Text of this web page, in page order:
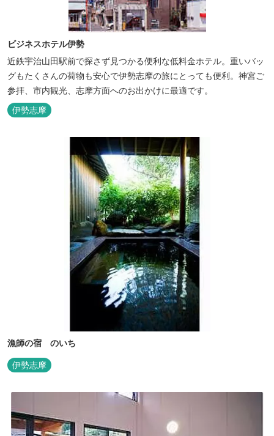
ビジネスホテル伊勢
近鉄宇治山田駅前で探さず見つかる便利な低料金ホテル。重いバッ
グもたくさんの荷物も安心で伊勢志摩の旅にとっても便利。神宮ご
参拝、市内観光、志摩方面へのお出かけに最適です。
伊勢志摩
漁師の宿 のいち
伊勢志摩